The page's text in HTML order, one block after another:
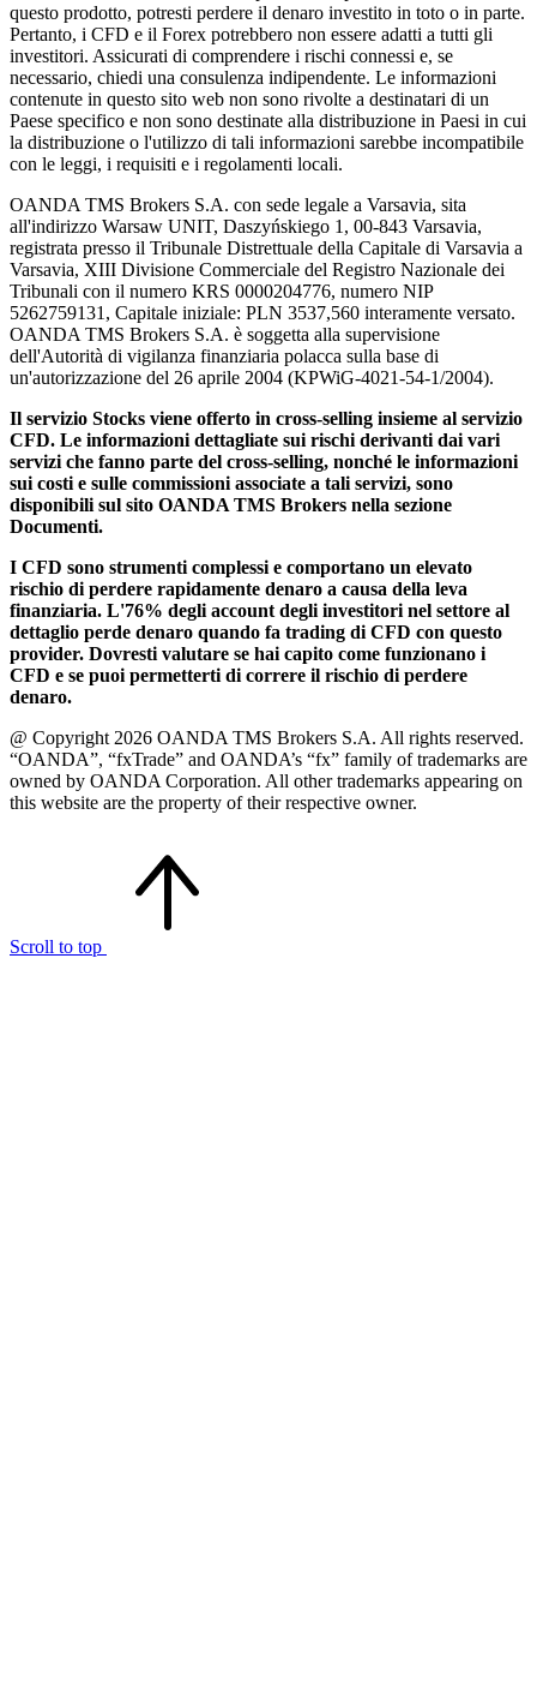
questo prodotto, potresti perdere il denaro investito in toto o in parte.
Pertanto, i CFD e il Forex potrebbero non essere adatti a tutti gli
investitori. Assicurati di comprendere i rischi connessi e, se
necessario, chiedi una consulenza indipendente. Le informazioni
contenute in questo sito web non sono rivolte a destinatari di un
Paese specifico e non sono destinate alla distribuzione in Paesi in cui
la distribuzione o l'utilizzo di tali informazioni sarebbe incompatibile
con le leggi, i requisiti e i regolamenti locali.
OANDA TMS Brokers S.A. con sede legale a Varsavia, sita
all'indirizzo Warsaw UNIT, Daszyńskiego 1, 00-843 Varsavia,
registrata presso il Tribunale Distrettuale della Capitale di Varsavia a
Varsavia, XIII Divisione Commerciale del Registro Nazionale dei
Tribunali con il numero KRS 0000204776, numero NIP
5262759131, Capitale iniziale: PLN 3537,560 interamente versato.
OANDA TMS Brokers S.A. è soggetta alla supervisione
dell'Autorità di vigilanza finanziaria polacca sulla base di
un'autorizzazione del 26 aprile 2004 (KPWiG-4021-54-1/2004).
Il servizio Stocks viene offerto in cross-selling insieme al servizio
CFD. Le informazioni dettagliate sui rischi derivanti dai vari
servizi che fanno parte del cross-selling, nonché le informazioni
sui costi e sulle commissioni associate a tali servizi, sono
disponibili sul sito OANDA TMS Brokers nella sezione
Documenti.
I CFD sono strumenti complessi e comportano un elevato
rischio di perdere rapidamente denaro a causa della leva
finanziaria. L'76% degli account degli investitori nel settore al
dettaglio perde denaro quando fa trading di CFD con questo
provider. Dovresti valutare se hai capito come funzionano i
CFD e se puoi permetterti di correre il rischio di perdere
denaro.
@ Copyright 2026 OANDA TMS Brokers S.A. All rights reserved.
“OANDA”, “fxTrade” and OANDA’s “fx” family of trademarks are
owned by OANDA Corporation. All other trademarks appearing on
this website are the property of their respective owner.
Scroll to top